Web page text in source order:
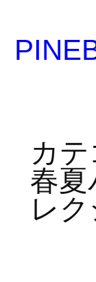
カ
春夏
レ